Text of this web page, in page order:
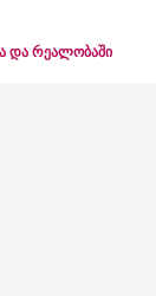
და რეალობაში